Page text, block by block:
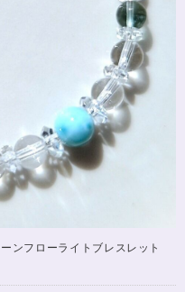
ンフローライトブレスレット